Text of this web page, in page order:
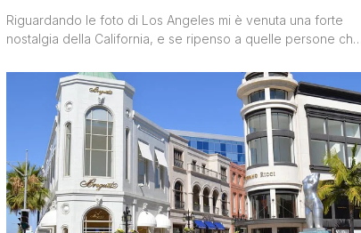
Riguardando le foto di Los Angeles mi è venuta una forte
nostalgia della California, e se ripenso a quelle persone che
testardaggine. 'Los Angeles è brutta', 'non c'è niente da
vedere', mi dicevano alcuni miei amici. Spinto dall'istinto ho
fatto di testa mia e a me [']